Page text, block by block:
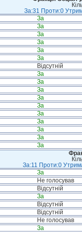
За:31 Проти:0
За
За
За
За
За
За
Відсутній
За
За
За
За
За
За
За
За
За
За
За:11 Проти:0
За
Не голосував
Відсутній
За
Відсутній
Відсутній
Не голосував
За